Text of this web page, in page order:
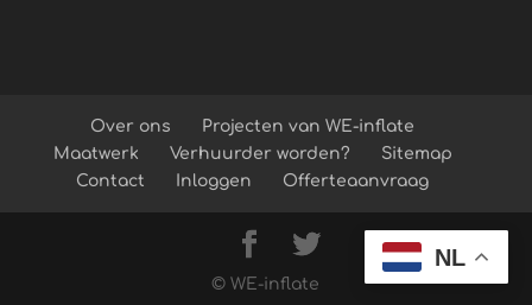
Over ons
Projecten van WE-inflate
Maatwerk
Verhuurder worden?
Sitemap
Contact
Inloggen Offerteaanvraag
© WE-inflate
NL